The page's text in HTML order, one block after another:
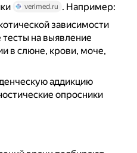
verimed.ru . Например:
зависимости
на выявление
в слюне, крови, моче,
аддикцию
опросники